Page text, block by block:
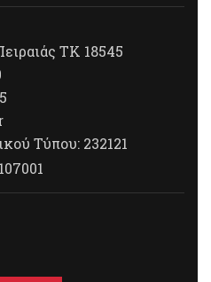
ΤΚ 18545
Τύπου: 232121